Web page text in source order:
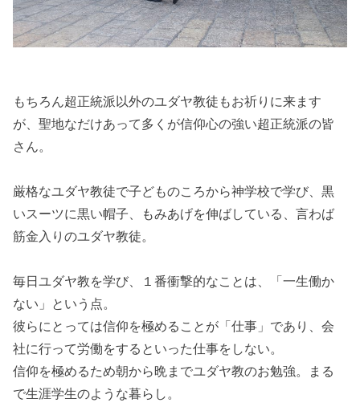
もちろん超正統派以外のユダヤ教徒もお祈りに来ます
が、聖地なだけあって多くが信仰心の強い超正統派の皆
さん。
厳格なユダヤ教徒で子どものころから神学校で学び、黒
いスーツに黒い帽子、もみあげを伸ばしている、言わば
筋金入りのユダヤ教徒。
毎日ユダヤ教を学び、１番衝撃的なことは、「一生働か
ない」という点。
彼らにとっては信仰を極めることが「仕事」であり、会
社に行って労働をするといった仕事をしない。
信仰を極めるため朝から晩までユダヤ教のお勉強。まる
で生涯学生のような暮らし。